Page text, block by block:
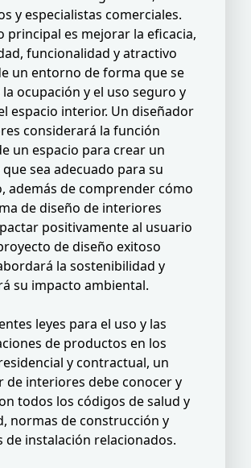
y especialistas comerciales.
principal es mejorar la eficacia,
funcionalidad y atractivo
un entorno de forma que se
ocupación y el uso seguro y
espacio interior. Un diseñador
considerará la función
un espacio para crear un
sea adecuado para su
además de comprender cómo
de diseño de interiores
positivamente al usuario
de diseño exitoso
la sostenibilidad y
su impacto ambiental.
leyes para el uso y las
de productos en los
y contractual, un
de interiores debe conocer y
todos los códigos de salud y
normas de construcción y
de instalación relacionados.